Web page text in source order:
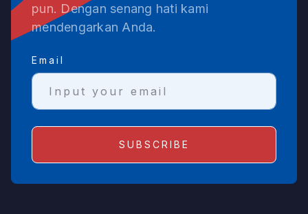
pun. Dengan senang hati kami
mendengarkan Anda.
Email